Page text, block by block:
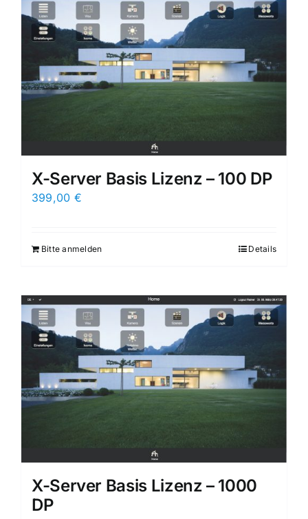
X-Server Basis Lizenz – 100 DP
399,00 €
Bitte anmelden Details
X-Server Basis Lizenz – 1000
DP